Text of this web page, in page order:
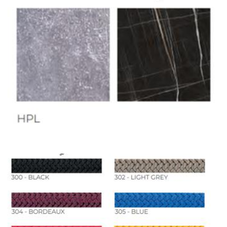
Другие страны Европы— расширенная
сеть партнёрских складов
Условия доставки по Москве и Московской
области
Для клиентов Москвы и МО предусмотрены
следующие услуги:
товара от нашего склада непосредственно к
Профессиональная выгрузка—
квалифицированные грузчики
специального оборудования и техники
Подъём на этажи
— доставка мебели и